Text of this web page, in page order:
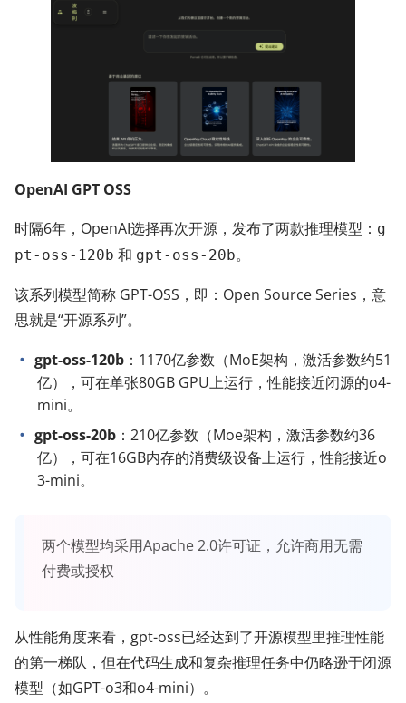
OpenAI GPT OSS
时隔6年，OpenAI选择再次开源，发布了两款推理模型： g
pt‑oss‑120b 和 gpt‑oss‑20b。
该系列模型简称 GPT-OSS，即：Open Source Series，意
思就是“开源系列”。
gpt-oss-120b：1170亿参数（MoE架构，激活参数约51
亿），可在单张80GB GPU上运行，性能接近闭源的o4-
mini。
gpt-oss-20b：210亿参数（Moe架构，激活参数约36
亿），可在16GB内存的消费级设备上运行，性能接近o
3-mini。
两个模型均采用Apache 2.0许可证，允许商用无需
付费或授权
从性能角度来看，gpt-oss已经达到了开源模型里推理性能
的第一梯队，但在代码生成和复杂推理任务中仍略逊于闭源
模型（如GPT-o3和o4-mini）。